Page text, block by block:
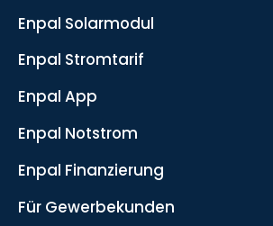
Enpal Solarmodul
Enpal Stromtarif
Enpal App
Enpal Notstrom
Enpal Finanzierung
Für Gewerbekunden